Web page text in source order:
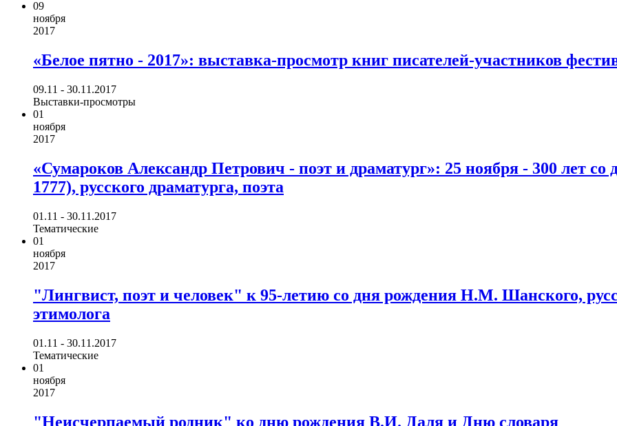
09
ноября
2017
«Белое пятно - 2017»: выставка-просмотр книг писателей-участников
09.11 - 30.11.2017
Выставки-просмотры
01
ноября
2017
«Сумароков Александр Петрович - поэт и драматург»: 25 ноября - 300 лет
1777), русского драматурга, поэта
01.11 - 30.11.2017
Тематические
01
ноября
2017
"Лингвист, поэт и человек" к 95-летию со дня рождения Н.М. Шанского,
этимолога
01.11 - 30.11.2017
Тематические
01
ноября
2017
"Неисчерпаемый родник" ко дню рождения В.И. Даля и Дню словаря